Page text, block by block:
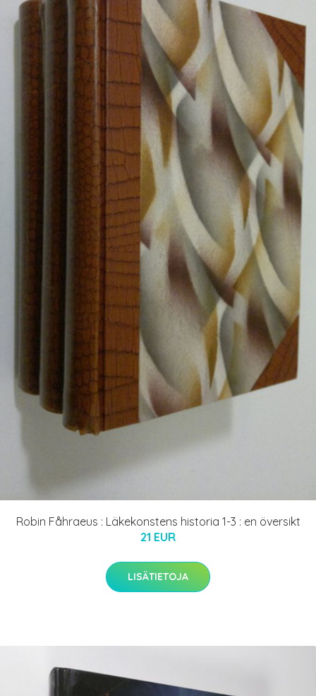
Robin Fåhraeus : Läkekonstens historia 1-3 : en översikt
21 EUR
LISÄTIETOJA